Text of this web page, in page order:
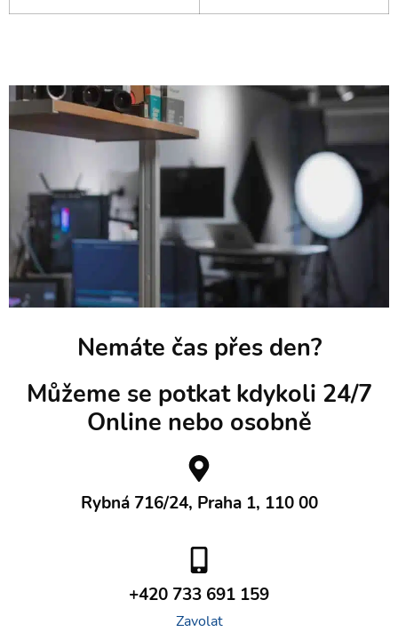
Nemáte čas přes den?
Můžeme se potkat kdykoli 24/7
Online nebo osobně
Rybná 716/24, Praha 1, 110 00
+420 733 691 159
Zavolat